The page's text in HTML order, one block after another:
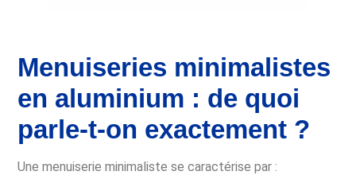
Menuiseries minimalistes
en aluminium : de quoi
parle-t-on exactement ?
Une menuiserie minimaliste se caractérise par :